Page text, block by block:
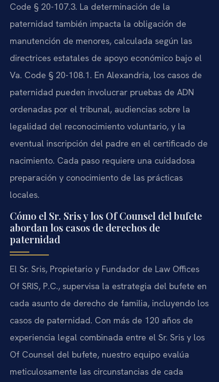
Code § 20-107.3. La determinación de la
paternidad también impacta la obligación de
manutención de menores, calculada según las
directrices estatales de apoyo económico bajo el
Va. Code § 20-108.1. En Alexandria, los casos de
paternidad pueden involucrar pruebas de ADN
ordenadas por el tribunal, audiencias sobre la
legalidad del reconocimiento voluntario, y la
eventual inscripción del padre en el certificado de
nacimiento. Cada paso requiere una cuidadosa
preparación y conocimiento de las prácticas
locales.
Cómo el Sr. Sris y los Of Counsel del bufete
abordan los casos de derechos de
paternidad
El Sr. Sris, Propietario y Fundador de Law Offices
Of SRIS, P.C., supervisa la estrategia del bufete en
cada asunto de derecho de familia, incluyendo los
casos de paternidad. Con más de 120 años de
experiencia legal combinada entre el Sr. Sris y los
Of Counsel del bufete, nuestro equipo evalúa
meticulosamente las circunstancias de cada